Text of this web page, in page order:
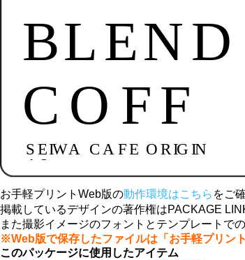
お手軽プリントWeb版の動作環境はこちら をご
掲載しているデザインの著作権はPACKAGE
また撮影イメージのフォントとテンプレートで
※Web版で保存したファイルは「お手軽プリン
このパッケージに使用したアイテム